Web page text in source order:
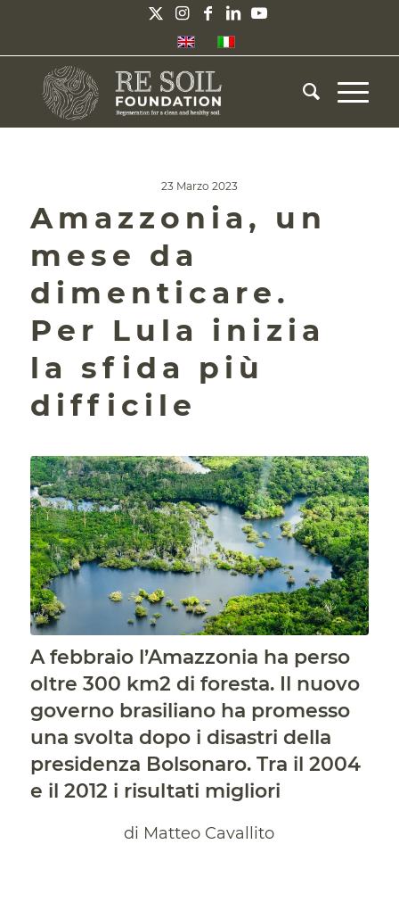
23 Marzo 2023
Amazzonia, un
mese da
dimenticare.
Per Lula inizia
la sfida più
difficile
A febbraio l’Amazzonia ha perso
oltre 300 km2 di foresta. Il nuovo
governo brasiliano ha promesso
una svolta dopo i disastri della
presidenza Bolsonaro. Tra il 2004
e il 2012 i risultati migliori
di Matteo Cavallito